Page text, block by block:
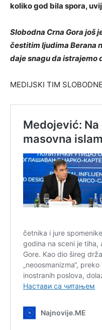
koliko god bila spora,
Slobodna Crna Gora još
čestitim ljudima Berana
daje snagu da istrajemo
MEDIJSKI TIM